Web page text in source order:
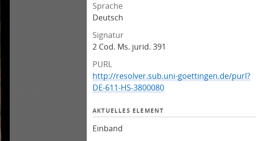
Sprache
Deutsch
Signatur
2 Cod. Ms. jurid. 391
PURL
http://resolver.sub.uni-goettingen.de/purl?
DE-611-HS-3800080
AKTUELLES ELEMENT
Einband